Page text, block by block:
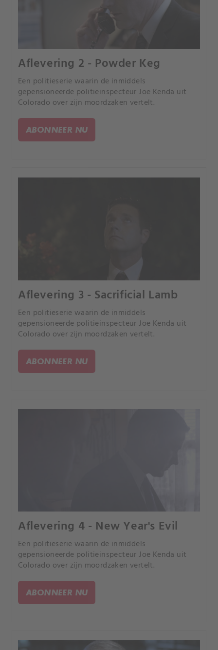
Aflevering 2 - Powder Keg
Een politieserie waarin de inmiddels
gepensioneerde politieinspecteur Joe Kenda uit
Colorado over zijn moordzaken vertelt.
ABONNEER NU
Aflevering 3 - Sacrificial Lamb
Een politieserie waarin de inmiddels
gepensioneerde politieinspecteur Joe Kenda uit
Colorado over zijn moordzaken vertelt.
ABONNEER NU
Aflevering 4 - New Year's Evil
Een politieserie waarin de inmiddels
gepensioneerde politieinspecteur Joe Kenda uit
Colorado over zijn moordzaken vertelt.
ABONNEER NU